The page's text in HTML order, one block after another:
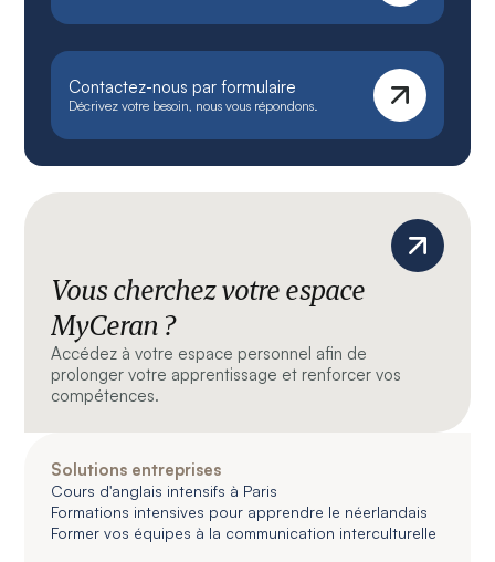
Contactez-nous par formulaire
Décrivez votre besoin, nous vous répondons.
Vous cherchez votre espace
MyCeran ?
Accédez à votre espace personnel afin de
prolonger votre apprentissage et renforcer vos
compétences.
Solutions entreprises
Cours d'anglais intensifs à Paris
Formations intensives pour apprendre le néerlandais
Former vos équipes à la communication interculturelle